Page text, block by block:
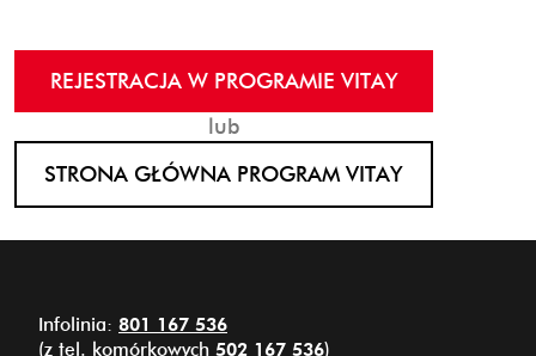
REJESTRACJA W PROGRAMIE VITAY
lub
STRONA GŁÓWNA PROGRAM VITAY
Infolinia: 801 167 536
(z tel. komórkowych 502 167 536)